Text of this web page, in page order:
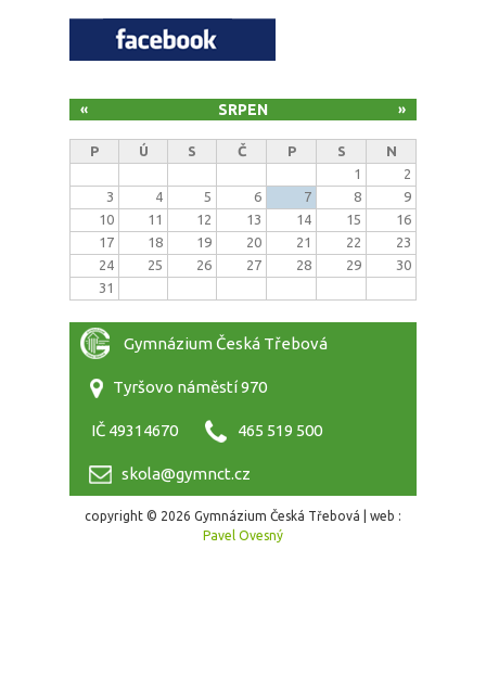
SRPEN
« »
P Ú S Č P S
N
1
2
3
4 5 6 7 8
9
10
11 12 13 14 15
16
17
18 19 20 21 22
23
24
25 26 27 28 29
30
31
Gymnázium Česká Třebová
Tyršovo náměstí 970
IČ 49314670 465 519 500
skola@gymnct.cz
copyright © 2026 Gymnázium Česká Třebová | web :
Pavel Ovesný